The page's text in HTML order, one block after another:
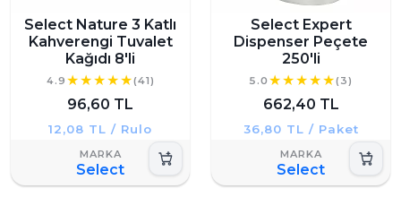
Select Nature 3 Katlı
Kahverengi Tuvalet
Kağıdı 8'li
4.9 (41)
96,60 TL
12,08 TL / Rulo
Select
Select Expert
Dispenser Peçete
250'li
5.0 (3)
662,40 TL
36,80 TL / Paket
Select